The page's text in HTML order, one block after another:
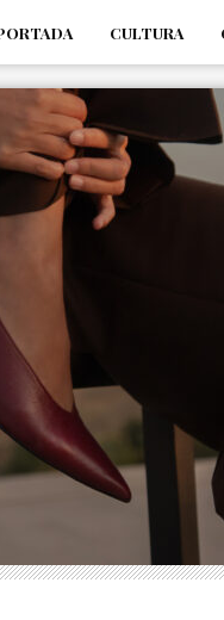
CULTURA